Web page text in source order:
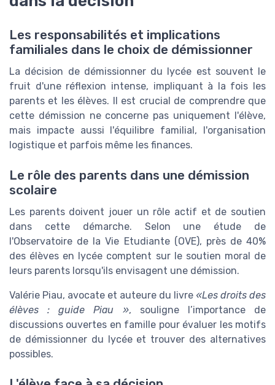
Les responsabilités et implications
familiales dans le choix de démissionner
La décision de démissionner du lycée est souvent le
fruit d'une réflexion intense, impliquant à la fois les
parents et les élèves. Il est crucial de comprendre que
cette démission ne concerne pas uniquement l'élève,
mais impacte aussi l'équilibre familial, l'organisation
logistique et parfois même les finances.
Le rôle des parents dans une démission
scolaire
Les parents doivent jouer un rôle actif et de soutien
dans cette démarche. Selon une étude de
l'Observatoire de la Vie Etudiante (OVE), près de 40%
des élèves en lycée comptent sur le soutien moral de
leurs parents lorsqu'ils envisagent une démission.
Valérie Piau, avocate et auteure du livre «Les droits des
élèves : guide Piau », souligne l’importance de
discussions ouvertes en famille pour évaluer les motifs
de démissionner du lycée et trouver des alternatives
possibles.